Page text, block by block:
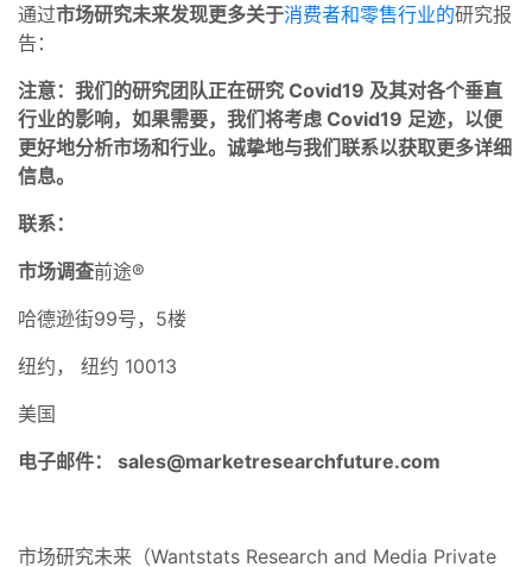
通过市场研究未来发现更多关于消费者和零售行业的研究报
告：
注意：我们的研究团队正在研究 Covid19 及其对各个垂直
行业的影响，如果需要，我们将考虑 Covid19 足迹，以便
更好地分析市场和行业。诚挚地与我们联系以获取更多详细
信息。
联系：
市场调查前途®
哈德逊街99号，5楼
纽约， 纽约 10013
美国
电子邮件： sales@marketresearchfuture.com
市场研究未来（Wantstats Research and Media Private